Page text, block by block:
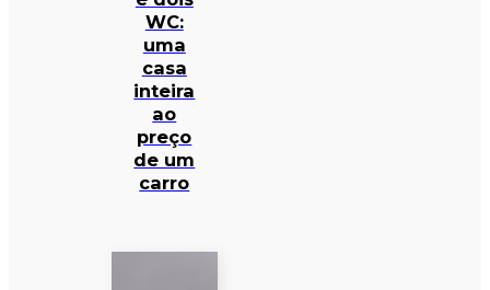
WC:
uma
casa
inteira
ao
preço
de um
carro